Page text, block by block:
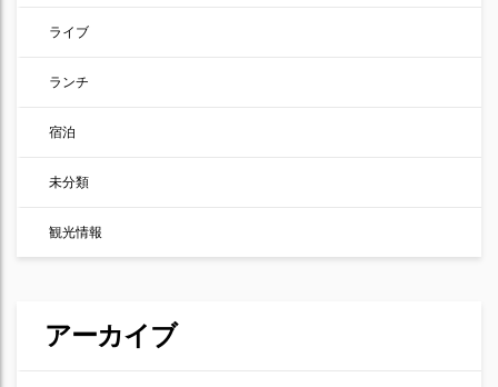
ライブ
ランチ
宿泊
未分類
観光情報
アーカイブ